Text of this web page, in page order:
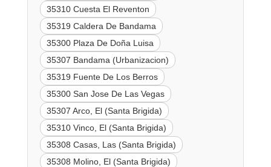
35310 Cuesta El Reventon
35319 Caldera De Bandama
35300 Plaza De Doña Luisa
35307 Bandama (Urbanizacion)
35319 Fuente De Los Berros
35300 San Jose De Las Vegas
35307 Arco, El (Santa Brigida)
35310 Vinco, El (Santa Brigida)
35308 Casas, Las (Santa Brigida)
35308 Molino, El (Santa Brigida)